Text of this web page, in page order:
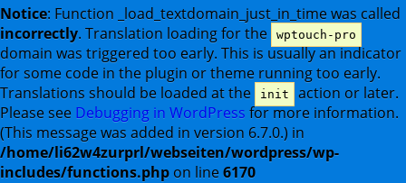
Notice: Function _load_textdomain_just_in_time was called
incorrectly. Translation loading for the wptouch-pro
domain was triggered too early. This is usually an indicator
for some code in the plugin or theme running too early.
Translations should be loaded at the
init
action or later.
Please see Debugging in WordPress for more information.
(This message was added in version 6.7.0.) in
/home/li62w4zurprl/webseiten/wordpress/wp-
includes/functions.php on line6170